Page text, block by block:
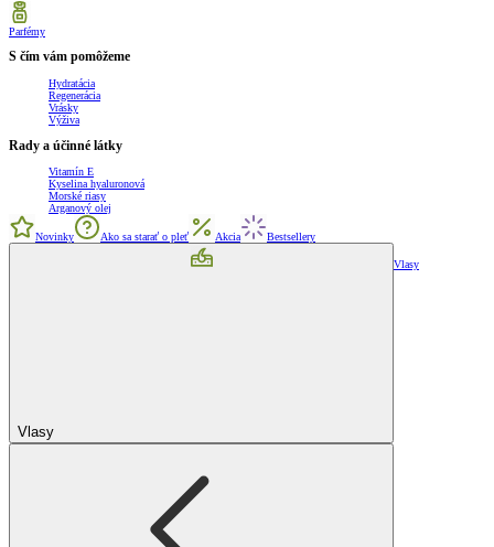
Parfémy
S čím vám pomôžeme
Hydratácia
Regenerácia
Vrásky
Výživa
Rady a účinné látky
Vitamín E
Kyselina hyaluronová
Morské riasy
Arganový olej
Novinky Ako sa starať o pleť Akcia Bestsellery
Vlasy
Vlasy